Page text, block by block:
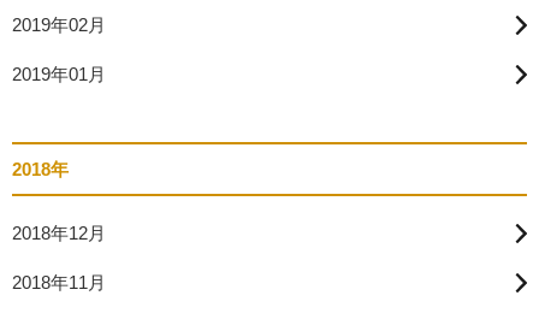
2019年02月
2019年01月
2018年
2018年12月
2018年11月